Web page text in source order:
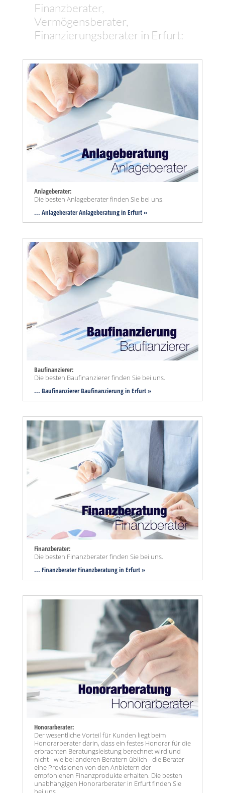
Finanzberater,
Vermögensberater,
Finanzierungsberater in Erfurt:
Anlageberater:
Die besten Anlageberater finden Sie bei uns.
... Anlageberater Anlageberatung in Erfurt »
Baufinanzierer:
Die besten Baufinanzierer finden Sie bei uns.
... Baufinanzierer Baufinanzierung in Erfurt »
Finanzberater:
Die besten Finanzberater finden Sie bei uns.
... Finanzberater Finanzberatung in Erfurt »
Honorarberater:
Der wesentliche Vorteil für Kunden liegt beim
Honorarberater darin, dass ein festes Honorar für die
erbrachten Beratungsleistung berechnet wird und
nicht - wie bei anderen Beratern üblich - die Berater
eine Provisionen von den Anbietern der
empfohlenen Finanzprodukte erhalten. Die besten
unabhängigen Honorarberater in Erfurt finden Sie